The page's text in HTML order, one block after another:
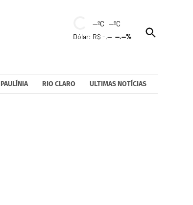
--ºC --ºC
Dólar: R$ -,----.--%
Open
Search
PAULÍNIA RIO CLARO ULTIMAS NOTÍCIAS